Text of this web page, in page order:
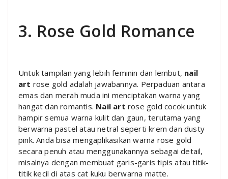
3. Rose Gold Romance
Untuk tampilan yang lebih feminin dan lembut, nail
art rose gold adalah jawabannya. Perpaduan antara
emas dan merah muda ini menciptakan warna yang
hangat dan romantis. Nail art rose gold cocok untuk
hampir semua warna kulit dan gaun, terutama yang
berwarna pastel atau netral seperti krem dan dusty
pink. Anda bisa mengaplikasikan warna rose gold
secara penuh atau menggunakannya sebagai detail,
misalnya dengan membuat garis-garis tipis atau titik-
titik kecil di atas cat kuku berwarna matte.